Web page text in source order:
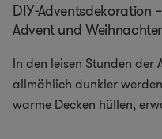
DIY-Adventsdekoration
Advent und
In den leisen Stunden der
allmählich dunkler
warme Decken hüllen,